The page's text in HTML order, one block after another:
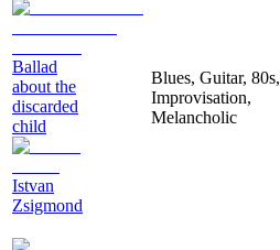
Ballad
about the
discarded
child
Istvan
Zsigmond
Blues, Guitar, 80s,
Improvisation,
Melancholic